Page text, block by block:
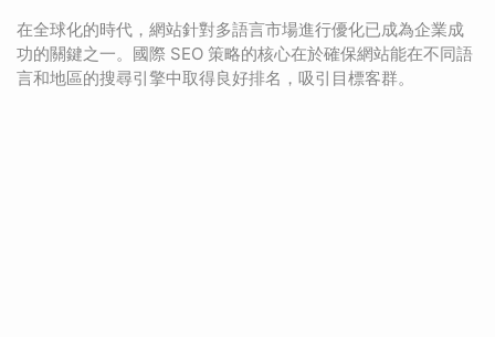
在全球化的時代，網站針對多語言市場進行優化已成為企業成
功的關鍵之一。國際 SEO 策略的核心在於確保網站能在不同語
言和地區的搜尋引擎中取得良好排名，吸引目標客群。